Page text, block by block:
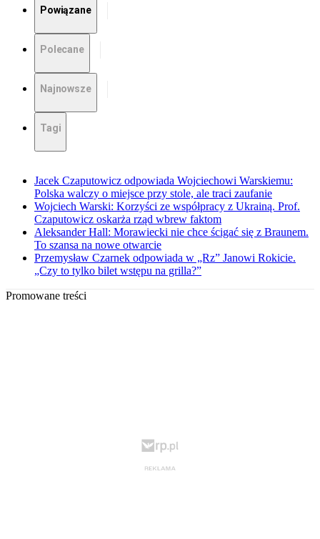
Powiązane
Polecane
Najnowsze
Tagi
Jacek Czaputowicz odpowiada Wojciechowi Warskiemu:
Polska walczy o miejsce przy stole, ale traci zaufanie
Wojciech Warski: Korzyści ze współpracy z Ukrainą. Prof.
Czaputowicz oskarża rząd wbrew faktom
Aleksander Hall: Morawiecki nie chce ścigać się z Braunem.
To szansa na nowe otwarcie
Przemysław Czarnek odpowiada w „Rz” Janowi Rokicie.
„Czy to tylko bilet wstępu na grilla?”
Promowane treści